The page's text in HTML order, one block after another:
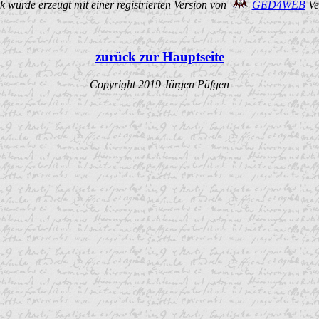
wurde erzeugt mit einer registrierten Version von GED4WEB
zurück zur Hauptseite
Copyright 2019 Jürgen Päfgen